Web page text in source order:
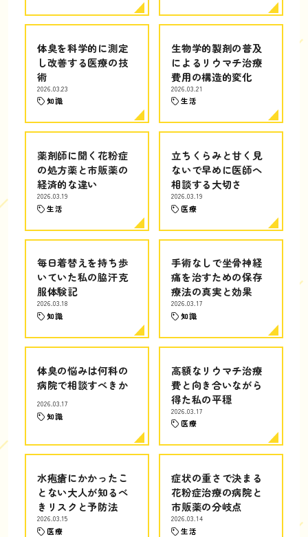
体臭を科学的に測定
し改善する医療の技
術
2026.03.23
知識
生物学的製剤の普及
によるリウマチ治療
費用の構造的変化
2026.03.21
生活
薬剤師に聞く花粉症
の処方薬と市販薬の
経済的な違い
2026.03.19
生活
立ちくらみと甘く見
ないで早めに医師へ
相談する大切さ
2026.03.19
医療
毎日着替えを持ち歩
いていた私の脇汗克
服体験記
2026.03.18
知識
手術なしで坐骨神経
痛を治すための保存
療法の真実と効果
2026.03.17
知識
体臭の悩みは何科の
病院で相談すべきか
2026.03.17
知識
高額なリウマチ治療
費と向き合いながら
得た私の平穏
2026.03.17
医療
水疱瘡にかかったこ
とない大人が知るべ
きリスクと予防法
2026.03.15
医療
症状の重さで決まる
花粉症治療の病院と
市販薬の分岐点
2026.03.14
生活